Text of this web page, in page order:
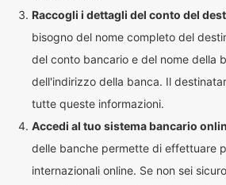
Raccogli i dettagli del conto del
bisogno del nome completo del
del conto bancario e del nome della
dell'indirizzo della banca. Il
tutte queste informazioni.
Accedi al tuo sistema bancario
delle banche permette di effettuare
internazionali online. Se non sei